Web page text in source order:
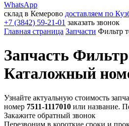
WhatsApp
склад в Кемерово доставляем по
+7 (3842) 59-21-01 заказать звонок
Главная страница Запчасти Фильтр
Запчасть Фильтр
Каталожный
Узнайте актуальную стоимость
номер 7511-1117010 или название.
Закажите обратный звонок
Перезвоним в короткие сроки и